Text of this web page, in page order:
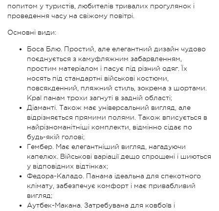
попитом у туристів, любителів тривалих прогулянок і
проведення часу на свіжому повітрі.
Основні види:
Боса Блю. Простий, але елегантний дизайн чудово
поєднується з камуфляжним забарвленням,
простим матеріалом і пасує під різний одяг. Їх
носять під стандартні військові костюми,
повсякденний, пляжний стиль, зокрема з шортами.
Краї панам трохи загнуті в задній області;
Діаманті. Також має універсальний вигляд, але
відрізняється прямими полями. Також вписується в
найрізноманітніші комплекти, відмінно сідає по
будь-якій голові;
Гембер. Має елегантніший вигляд, нагадуючи
капелюх. Військові варіації дещо спрощені і шиються
у відповідних відтінках;
Федора-Каладо. Панама ідеальна для спекотного
клімату, забезпечує комфорт і має привабливий
вигляд;
Аутбек-Макана. Затребувана для ковбоїв і